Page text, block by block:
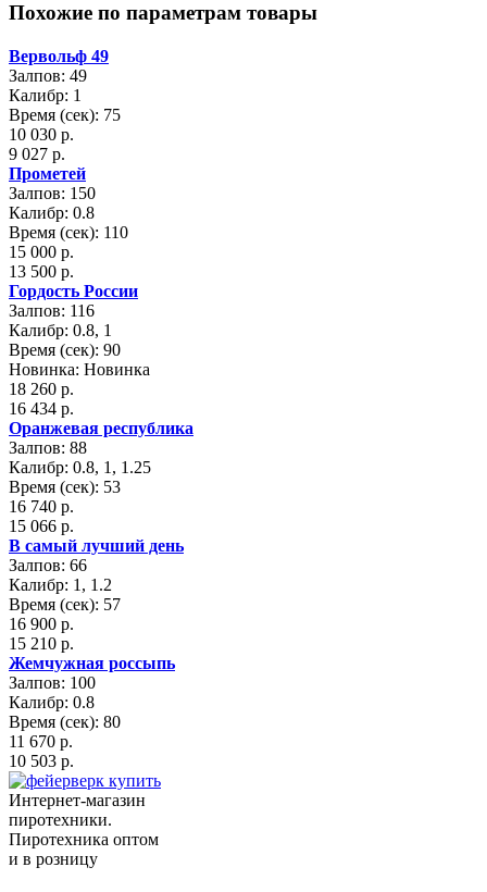
Похожие по параметрам товары
Вервольф 49
Залпов: 49
Калибр: 1
Время (сек): 75
10 030 р.
9 027 р.
Прометей
Залпов: 150
Калибр: 0.8
Время (сек): 110
15 000 р.
13 500 р.
Гордость России
Залпов: 116
Калибр: 0.8, 1
Время (сек): 90
Новинка: Новинка
18 260 р.
16 434 р.
Оранжевая республика
Залпов: 88
Калибр: 0.8, 1, 1.25
Время (сек): 53
16 740 р.
15 066 р.
В самый лучший день
Залпов: 66
Калибр: 1, 1.2
Время (сек): 57
16 900 р.
15 210 р.
Жемчужная россыпь
Залпов: 100
Калибр: 0.8
Время (сек): 80
11 670 р.
10 503 р.
Интернет-магазин
пиротехники.
Пиротехника оптом
и в розницу